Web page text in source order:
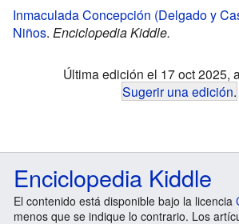
Inmaculada Concepción (Delgado y
Niños. Enciclopedia Kiddle.
Última edición el 17 oct 2025,
Sugerir una edición.
Enciclopedia Kiddle
El contenido está disponible bajo la licencia
menos que se indique lo contrario. Los